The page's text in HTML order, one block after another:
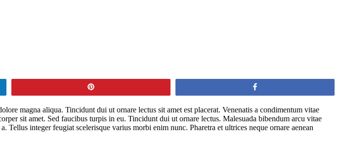
magna aliqua. Tincidunt dui ut ornare lectus sit amet est placerat. Venenatis a condimentum vitae
sit amet. Sed faucibus turpis in eu. Tincidunt dui ut ornare lectus. Malesuada bibendum arcu vitae
integer feugiat scelerisque varius morbi enim nunc. Pharetra et ultrices neque ornare aenean